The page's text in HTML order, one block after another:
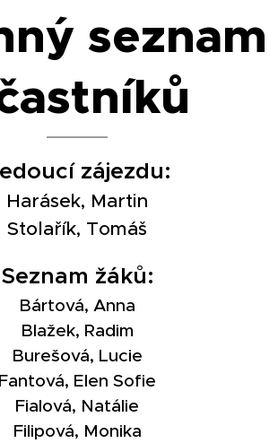
seznam
zájezdu:
Harásek, Martin
Stolařík, Tomáš
Seznam žáků:
Bártová, Anna
Blažek, Radim
Burešová, Lucie
Fantová, Elen Sofie
Fialová, Natálie
Filipová, Monika